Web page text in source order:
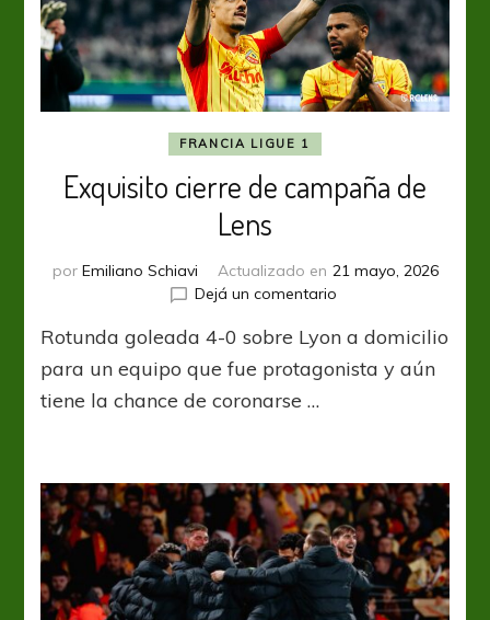
FRANCIA LIGUE 1
Exquisito cierre de campaña de
Lens
por Emiliano Schiavi Actualizado en 21 mayo, 2026
Dejá un comentarioen
cierre
de
campaña
Rotunda goleada 4-0 sobre Lyon a domicilio
para un equipo que fue protagonista y aún
tiene la chance de coronarse …